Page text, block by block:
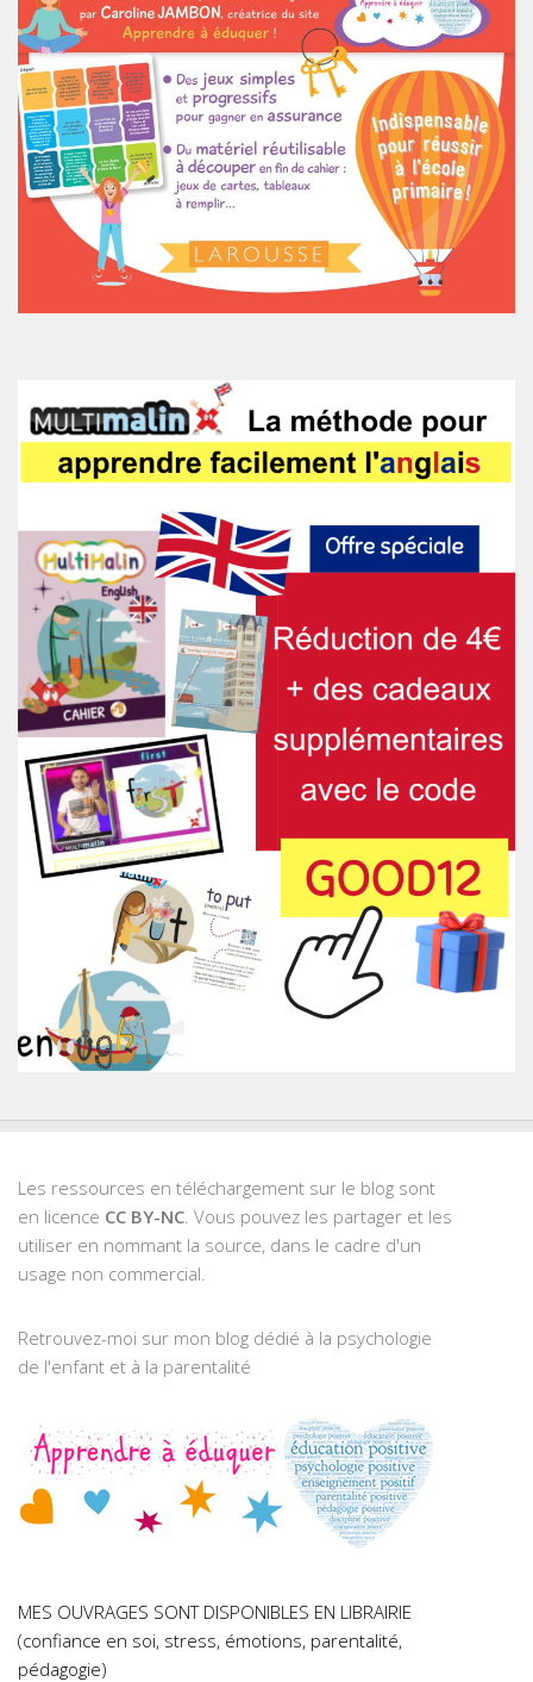
Les ressources en téléchargement sur le blog sont
en licence CC BY-NC . Vous pouvez les partager et les
utiliser en nommant la source, dans le cadre d'un
usage non commercial.
Retrouvez-moi sur mon blog dédié à la psychologie
de l'enfant et à la parentalité
MES OUVRAGES SONT DISPONIBLES EN LIBRAIRIE
(confiance en soi, stress, émotions, parentalité,
pédagogie)